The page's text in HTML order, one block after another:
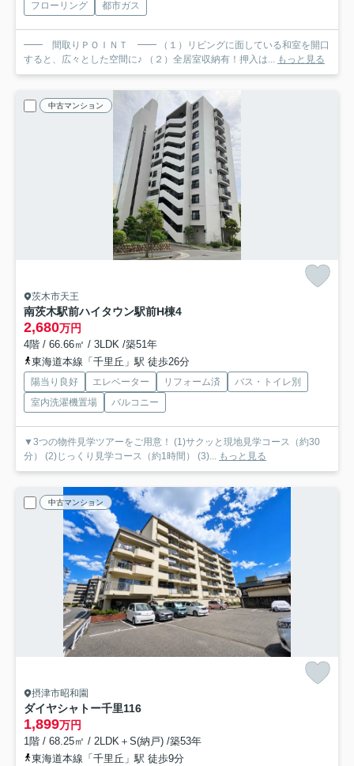
フローリング
都市ガス
━━ 間取りＰＯＩＮＴ ━━ （１）リビングに面している和室を開口
すると、広々とした空間に♪ （２）全居室収納有！押入は...
もっと見る
中古マンション
茨木市天王
南茨木駅前ハイタウン駅前H棟4
2,680万円
4階 / 66.66㎡ / 3LDK /築51年
東海道本線「千里丘」駅 徒歩26分
陽当り良好 エレベーター リフォーム済
バス・トイレ別
室内洗濯機置場
バルコニー
▼3つの物件見学ツアーをご用意！ (1)サクッと現地見学コース（約30
分） (2)じっくり見学コース（約1時間） (3)...
もっと見る
中古マンション
摂津市昭和園
ダイヤシャトー千里116
1,899万円
1階 / 68.25㎡ / 2LDK＋S(納戸) /築53年
東海道本線「千里丘」駅 徒歩9分